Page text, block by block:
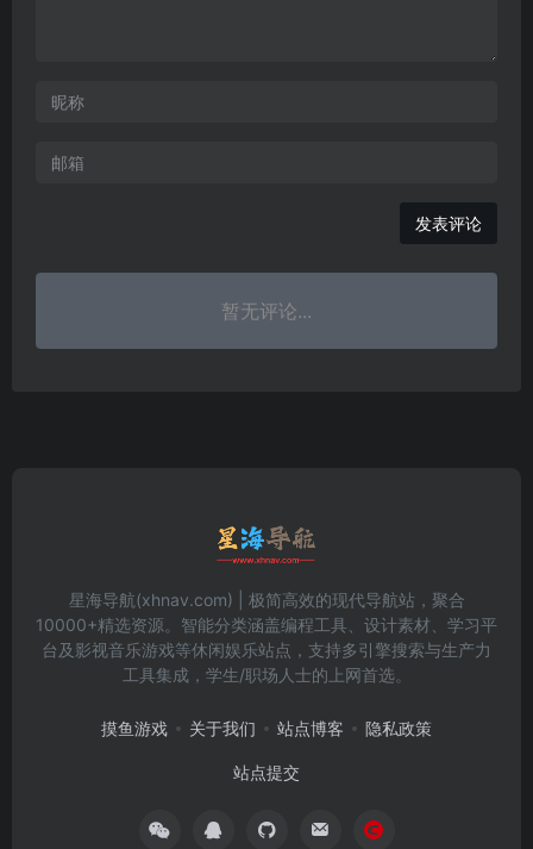
发表评论
暂无评论...
星海导航(xhnav.com) | 极简高效的现代导航站，聚合
10000+精选资源。智能分类涵盖编程工具、设计素材、学习平
台及影视音乐游戏等休闲娱乐站点，支持多引擎搜索与生产力
工具集成，学生/职场人士的上网首选。
摸鱼游戏 关于我们 站点博客 隐私政策
站点提交